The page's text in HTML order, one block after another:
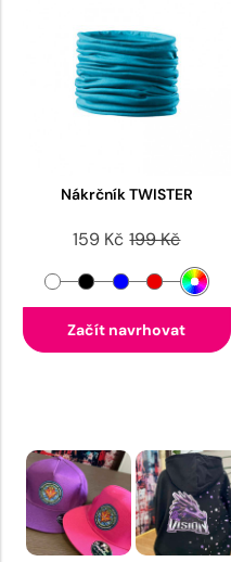
Nákrčník TWISTER
159 Kč 199 Kč
Začít navrhovat